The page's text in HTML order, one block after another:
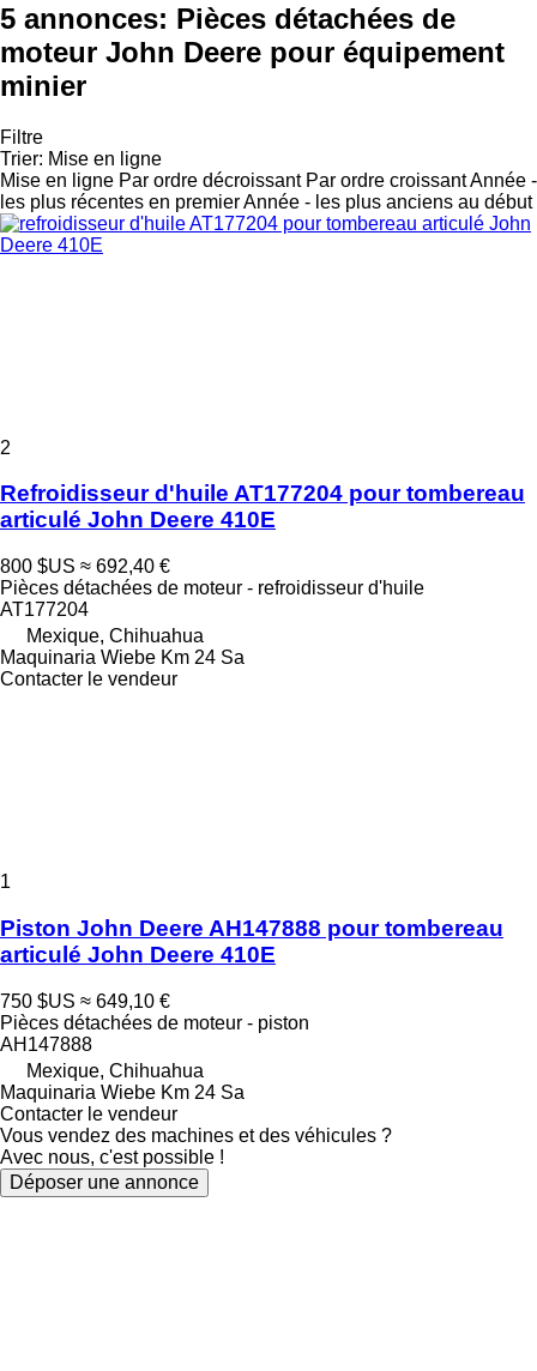
5 annonces: Pièces détachées de
moteur John Deere pour équipement
minier
Filtre
Trier: Mise en ligne
Mise en ligne Par ordre décroissant Par ordre croissantAnnée -
les plus récentes en premierAnnée - les plus anciens au début
2
Refroidisseur d'huile AT177204 pour tombereau
articulé John Deere 410E
800 $US ≈ 692,40 €
Pièces détachées de moteur - refroidisseur d'huile
AT177204
Mexique, Chihuahua
Maquinaria Wiebe Km 24 Sa
Contacter le vendeur
1
Piston John Deere AH147888 pour tombereau
articulé John Deere 410E
750 $US ≈ 649,10 €
Pièces détachées de moteur - piston
AH147888
Mexique, Chihuahua
Maquinaria Wiebe Km 24 Sa
Contacter le vendeur
Vous vendez des machines et des véhicules ?
Avec nous, c'est possible !
Déposer une annonce